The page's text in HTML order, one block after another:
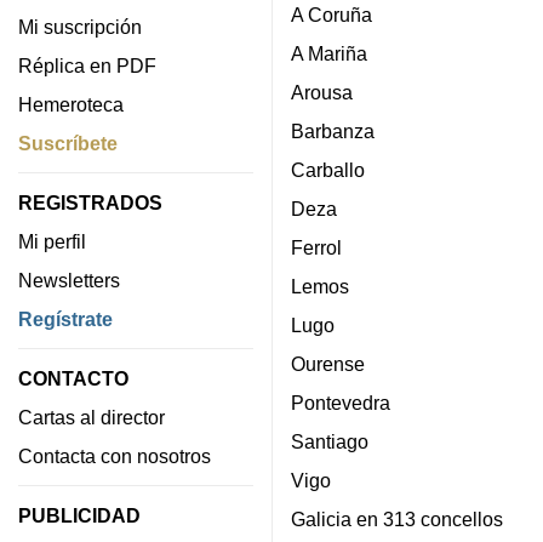
Mi suscripción
Réplica en PDF
Hemeroteca
Suscríbete
REGISTRADOS
Mi perfil
Newsletters
Regístrate
CONTACTO
Cartas al director
Contacta con nosotros
PUBLICIDAD
A Coruña
A Mariña
Arousa
Barbanza
Carballo
Deza
Ferrol
Lemos
Lugo
Ourense
Pontevedra
Santiago
Vigo
Galicia en 313 concellos